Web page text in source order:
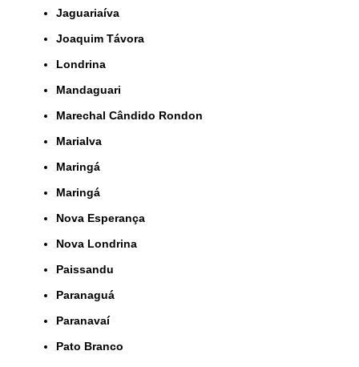
Jaguariaíva
Joaquim Távora
Londrina
Mandaguari
Marechal Cândido Rondon
Marialva
Maringá
Maringá
Nova Esperança
Nova Londrina
Paissandu
Paranaguá
Paranavaí
Pato Branco